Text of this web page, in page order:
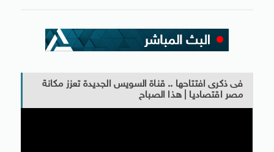
فى ذكرى افتتاحها .. قناة السويس الجديدة تعزز مكانة
مصر اقتصاديا | هذا الصباح